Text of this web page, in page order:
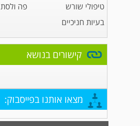
טיפולי שורש
פה ולסת
בעיות חניכיים
קישורים בנושא
מצאו אותנו בפייסבוק: